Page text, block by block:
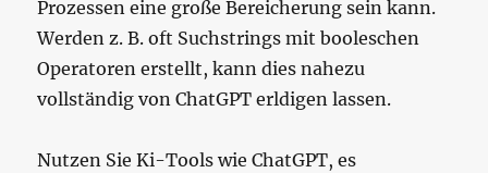
Prozessen eine große Bereicherung sein kann.
Werden z. B. oft Suchstrings mit booleschen
Operatoren erstellt, kann dies nahezu
vollständig von ChatGPT erldigen lassen.
Nutzen Sie Ki-Tools wie ChatGPT, es